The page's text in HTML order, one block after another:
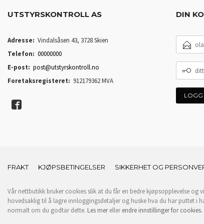
UTSTYRSKONTROLL AS
Adresse: Vindalsåsen 43, 3728 Skien
Telefon: 00000000
E-post: post@utstyrskontroll.no
Foretaksregisteret: 912179362 MVA
DIN
FRAKT KJØPSBETINGELSER SIKKERHET OG
Vår nettbutikk bruker cookies slik at du får en bedre kjøpsopplevelse og
hovedsaklig til å lagre innloggingsdetaljer og huske hva du har puttet i
normalt om du godtar dette. Les merellerendre innstillinger for cookies.